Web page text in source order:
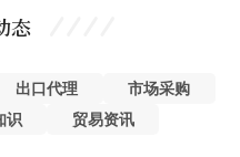
态
出口代理
市场采购
识 贸易资讯